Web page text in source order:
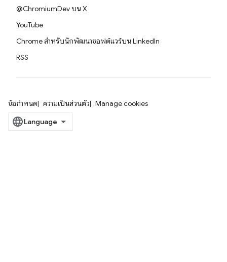
@ChromiumDev บน X
YouTube
Chrome สำหรับนักพัฒนาซอฟต์แวร์บน LinkedIn
RSS
ข้อกำหนด ความเป็นส่วนตัว Manage cookies